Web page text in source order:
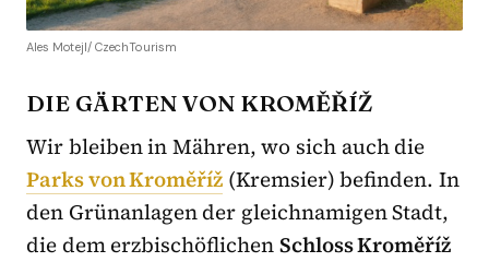
Ales Motejl/ CzechTourism
DIE GÄRTEN VON KROMĚŘÍŽ
Wir bleiben in Mähren, wo sich auch die
Parks von Kroměříž (Kremsier) befinden. In
den Grünanlagen der gleichnamigen Stadt,
die dem erzbischöflichenSchloss Kroměříž